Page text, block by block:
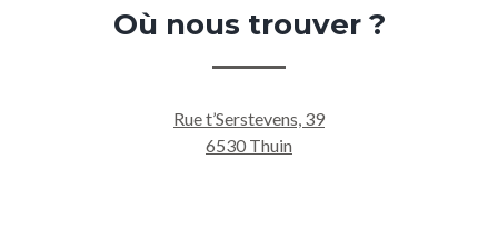
Où nous trouver ?
Rue t’Serstevens, 39
6530 Thuin